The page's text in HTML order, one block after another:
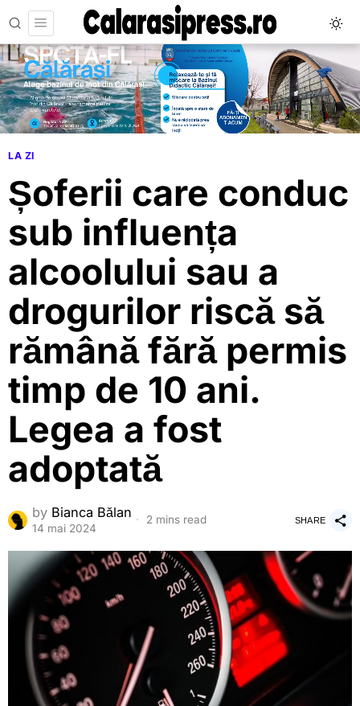
LA ZI
Șoferii care conduc
sub influența
alcoolului sau a
drogurilor riscă să
rămână fără permis
timp de 10 ani.
Legea a fost
adoptată
by Bianca Bălan
14 mai 2024
2 mins read SHARE